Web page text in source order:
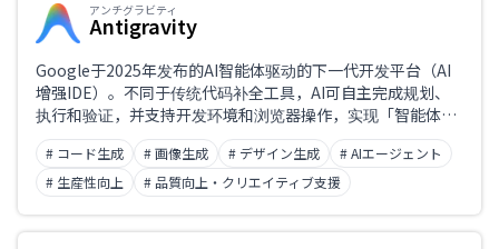
アンチグラビティ
Antigravity
Google于2025年发布的AI智能体驱动的下一代开发平台（AI
增强IDE）。不同于传统代码补全工具，AI可自主完成规划、
执行和验证，并支持开发环境和浏览器操作，实现「智能体优
先」的软件开发。以免费公开预览版提供，可与Gemini 3等多
种AI模型集成。
# コード生成 # 画像生成 # デザイン生成
# AIエージェント
# 生産性向上
# 品質向上・クリエイティブ支援